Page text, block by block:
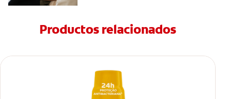
Productos relacionados